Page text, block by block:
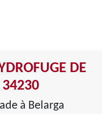
DE
34230
à Belarga